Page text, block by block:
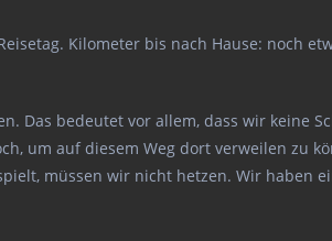
Kilometer bis nach Hause: noch
Das bedeutet vor allem, dass wir keine
um auf diesem Weg dort verweilen zu
müssen wir nicht hetzen. Wir haben